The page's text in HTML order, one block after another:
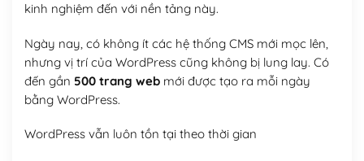
kinh nghiệm đến với nền tảng này.
Ngày nay, có không ít các hệ thống CMS mới mọc lên,
nhưng vị trí của WordPress cũng không bị lung lay. Có
đến gần 500 trang webmới được tạo ra mỗi ngày
bằng WordPress.
WordPress vẫn luôn tồn tại theo thời gian